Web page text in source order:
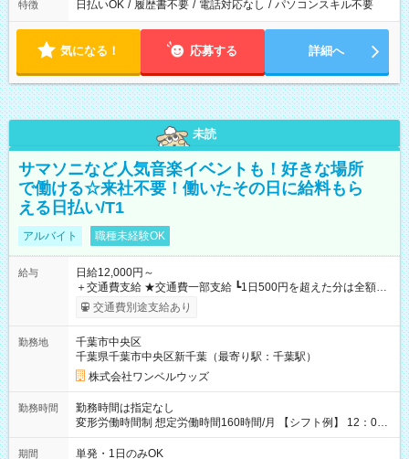
特徴 日払いOK / 履歴書不要 / 電話対応なし / パソコンスキル不要
気になる！ 応募する 詳細へ
未読
サマソニなど人気音楽イベントも！好きな場所
で働ける☆来社不要！働いたその日に給料もら
える日払い/T1
アルバイト 職種未経験OK
給与
日給12,000円～
＋交通費支給 ★交通費一部支給 ┗1日500円を超えた分は全額支
給！ ※往復500円以内の方は自己負担となります ★日払いOK！
（規定あり） ┗働いたその日に現金GET♪ お仕事後はコンビニ
なし
交通費別途支給あり
勤務地
千葉市中央区
千葉県千葉市中央区新千葉（最寄り駅：千葉駅）
株式会社ワンベルウッズ
勤務時間
勤務時間は指定なし
変形労働時間制 想定労働時間160時間/月 【シフト例】 12：00
～22：00
期間 単発・1日のみOK